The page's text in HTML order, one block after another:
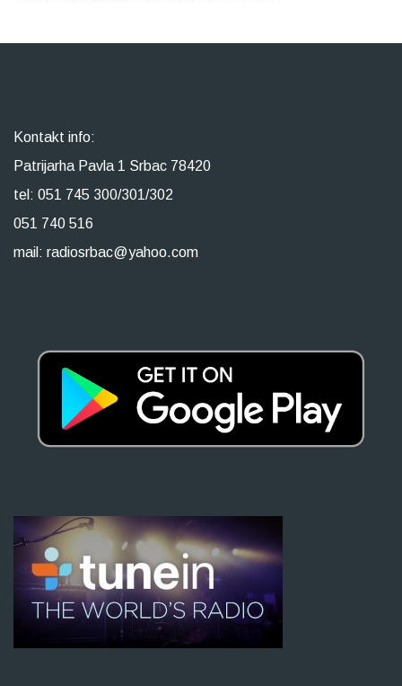
Kontakt info:
Patrijarha Pavla 1 Srbac 78420
tel: 051 745 300/301/302
051 740 516
mail: radiosrbac@yahoo.com